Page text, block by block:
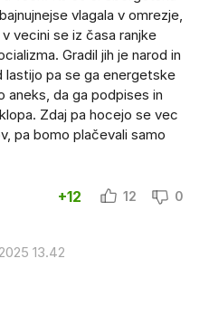
vlagala v omrezje,
vecini se iz časa ranjke
Gradil jih je narod in
lastijo pa se ga energetske
aneks, da ga podpises in
Zdaj pa hocejo se vec
pa bomo plačevali samo
+12 12 0
13.42